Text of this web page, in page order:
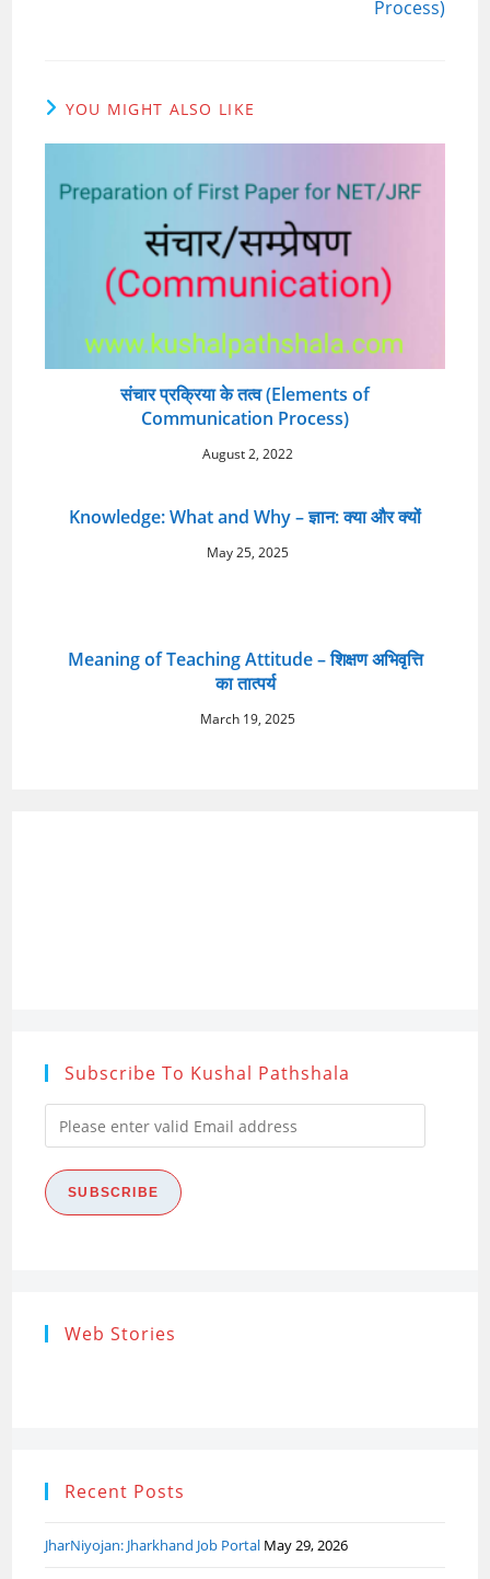
Process)
YOU MIGHT ALSO LIKE
संचार प्रक्रिया के तत्व (Elements of
Communication Process)
August 2, 2022
Knowledge: What and Why – ज्ञान: क्या और क्यों
May 25, 2025
Meaning of Teaching Attitude – शिक्षण अभिवृत्ति
का तात्पर्य
March 19, 2025
Subscribe To Kushal Pathshala
Please
enter
valid
Email
SUBSCRIBE
Web Stories
Research
Ethics (शोध
Recent Posts
JharNiyojan: Jharkhand Job Portal May 29, 2026